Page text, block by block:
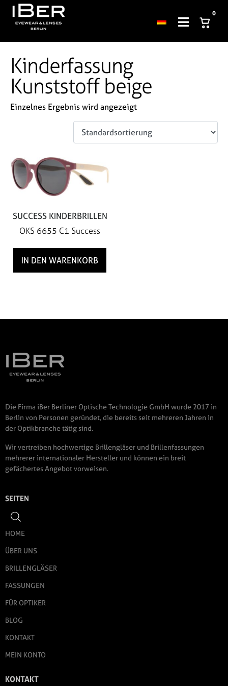
0
Kinderfassung
Kunststoff beige
Einzelnes Ergebnis wird angezeigt
SUCCESS KINDERBRILLEN
OKS 6655 C1 Success
IN DEN WARENKORB
Die Firma iBer Berliner Optische Technologie GmbH wurde 2017 in
Berlin von Personen geründet, die bereits seit mehreren Jahren in
der Optikbranche tätig sind.
Wir vertreiben hochwertige Brillengläser und Brillenfassungen
mehrerer internationaler Hersteller und können ein breit
gefächertes Angebot vorweisen.
SEITEN
HOME
ÜBER UNS
BRILLENGLÄSER
FASSUNGEN
FÜR OPTIKER
BLOG
KONTAKT
MEIN KONTO
KONTAKT